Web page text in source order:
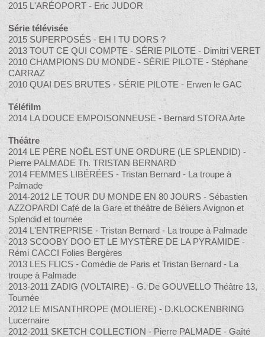
2015 L'ARÉOPORT - Eric JUDOR
Série télévisée
2015 SUPERPOSÉS - EH ! TU DORS ?
2013 TOUT CE QUI COMPTE - SÉRIE PILOTE - Dimitri VERET
2010 CHAMPIONS DU MONDE - SÉRIE PILOTE - Stéphane
CARRAZ
2010 QUAI DES BRUTES - SÉRIE PILOTE - Erwen le GAC
Téléfilm
2014 LA DOUCE EMPOISONNEUSE - Bernard STORA Arte
Théâtre
2014 LE PÈRE NOËL EST UNE ORDURE (LE SPLENDID) -
Pierre PALMADE Th. TRISTAN BERNARD
2014 FEMMES LIBÉRÉES - Tristan Bernard - La troupe à
Palmade
2014-2012 LE TOUR DU MONDE EN 80 JOURS - Sébastien
AZZOPARDI Café de la Gare et théâtre de Béliers Avignon et
Splendid et tournée
2014 L'ENTREPRISE - Tristan Bernard - La troupe à Palmade
2013 SCOOBY DOO ET LE MYSTÈRE DE LA PYRAMIDE -
Rémi CACCI Folies Bergères
2013 LES FLICS - Comédie de Paris et Tristan Bernard - La
troupe à Palmade
2013-2011 ZADIG (VOLTAIRE) - G. De GOUVELLO Théâtre 13,
Tournée
2012 LE MISANTHROPE (MOLIERE) - D.KLOCKENBRING
Lucernaire
2012-2011 SKETCH COLLECTION - Pierre PALMADE - Gaîté